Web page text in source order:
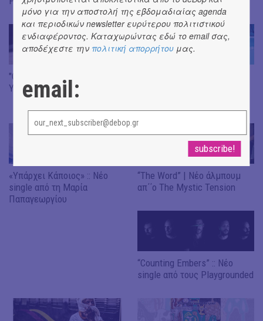
"Cerberus" :: Νέο single από
Youth Valley
«Υπάρχει Κάποιος» :: Νέο
single από τη Μαρία
Παπαγεωργίου
“The Word” | Νέο άλμπουμ
απ΄΄ο The Mystic Tension
“Counting Embers” :: Νέο
single από τους Playgrounded
μόνο για την αποστολή της εβδομαδιαίας agenda
και περιοδικών newsletter ευρύτερου πολιτιστικού
ενδιαφέροντος. Καταχωρώντας εδώ το email σας,
αποδέχεστε την πολιτική απορρήτου μας.
email: